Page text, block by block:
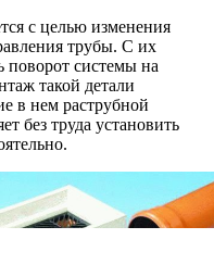
с целью изменения
трубы. С их
системы на
такой детали
в нем раструбной
без труда установить